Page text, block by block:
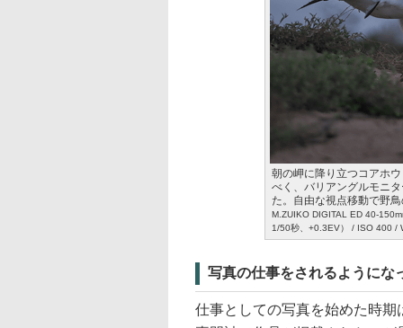
朝の岬に降り立つコアホ
べく、バリアングルモニ
た。自由な視点移動で野
M.ZUIKO DIGITAL ED 40-
1/50秒、+0.3EV） / ISO 400 /
写真の仕事をされるようにな
仕事としての写真を始めた時